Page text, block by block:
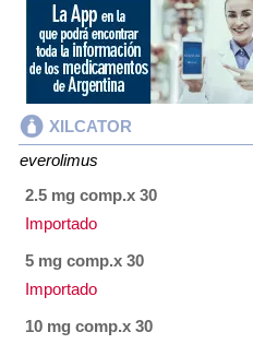
XILCATOR
everolimus
2.5 mg comp.x 30
Importado
5 mg comp.x 30
Importado
10 mg comp.x 30